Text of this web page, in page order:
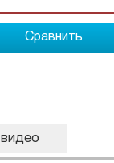
Сравнить
видео